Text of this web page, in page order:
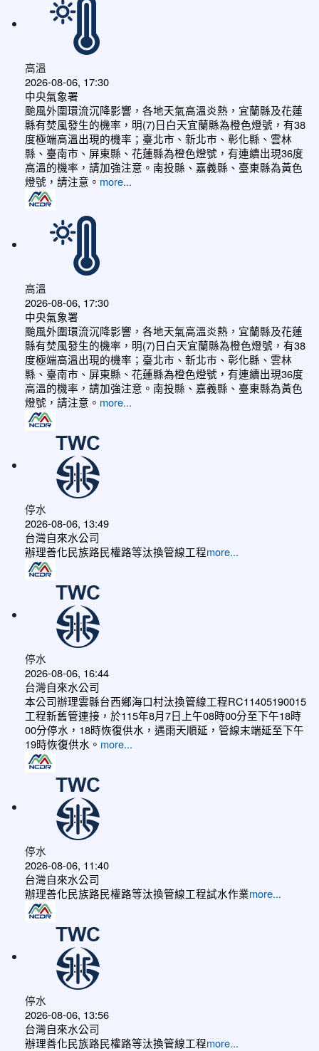
高溫
2026-08-06, 17:30
中央氣象署
颱風外圍環流沉降影響，各地天氣高溫炎熱，宜蘭縣及花蓮
縣有焚風發生的機率，明(7)日白天宜蘭縣為橙色燈號，有38
度極端高溫出現的機率；臺北市、新北市、彰化縣、雲林
縣、臺南市、屏東縣、花蓮縣為橙色燈號，有連續出現36度
高溫的機率，請加強注意。南投縣、嘉義縣、臺東縣為黃色
燈號，請注意。 more...
高溫
2026-08-06, 17:30
中央氣象署
颱風外圍環流沉降影響，各地天氣高溫炎熱，宜蘭縣及花蓮
縣有焚風發生的機率，明(7)日白天宜蘭縣為橙色燈號，有38
度極端高溫出現的機率；臺北市、新北市、彰化縣、雲林
縣、臺南市、屏東縣、花蓮縣為橙色燈號，有連續出現36度
高溫的機率，請加強注意。南投縣、嘉義縣、臺東縣為黃色
燈號，請注意。 more...
停水
2026-08-06, 13:49
台灣自來水公司
辦理善化民族路民權路等汰換管線工程more...
停水
2026-08-06, 16:44
台灣自來水公司
本公司辦理雲縣台西鄉海口村汰換管線工程RC11405190015
工程新舊管連接，於115年8月7日上午08時00分至下午18時
00分停水，18時恢復供水，遇雨天順延，管線末端延至下午
19時恢復供水。 more...
停水
2026-08-06, 11:40
台灣自來水公司
辦理善化民族路民權路等汰換管線工程試水作業more...
停水
2026-08-06, 13:56
台灣自來水公司
辦理善化民族路民權路等汰換管線工程more...